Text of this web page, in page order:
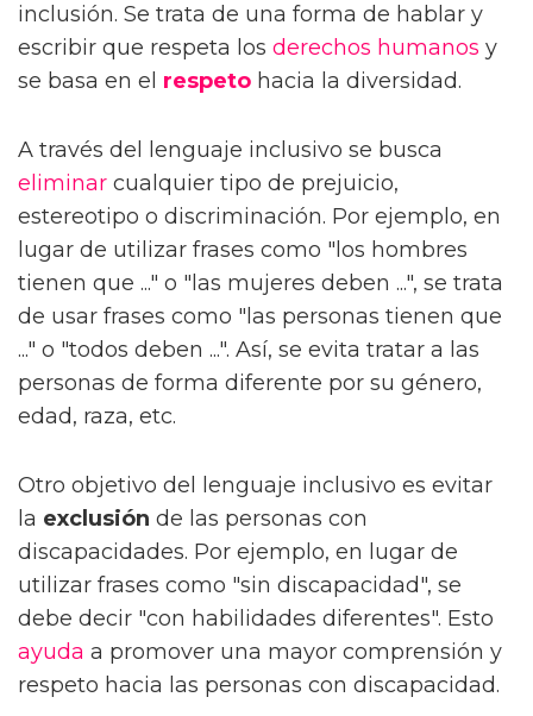
inclusión. Se trata de una forma de hablar y
escribir que respeta los derechos humanos y
se basa en el respeto hacia la diversidad.
A través del lenguaje inclusivo se busca
eliminar cualquier tipo de prejuicio,
estereotipo o discriminación. Por ejemplo, en
lugar de utilizar frases como "los hombres
tienen que ..." o "las mujeres deben ...", se trata
de usar frases como "las personas tienen que
..." o "todos deben ...". Así, se evita tratar a las
personas de forma diferente por su género,
edad, raza, etc.
Otro objetivo del lenguaje inclusivo es evitar
la exclusión de las personas con
discapacidades. Por ejemplo, en lugar de
utilizar frases como "sin discapacidad", se
debe decir "con habilidades diferentes". Esto
ayuda a promover una mayor comprensión y
respeto hacia las personas con discapacidad.